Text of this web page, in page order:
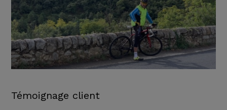
Témoignage client